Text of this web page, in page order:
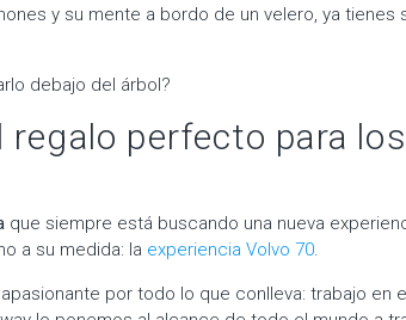
y su mente a bordo de un velero, ya tienes
debajo del árbol?
regalo perfecto para
que siempre está buscando una nueva
a su medida: la experiencia Volvo 70.
por todo lo que conlleva: trabajo en